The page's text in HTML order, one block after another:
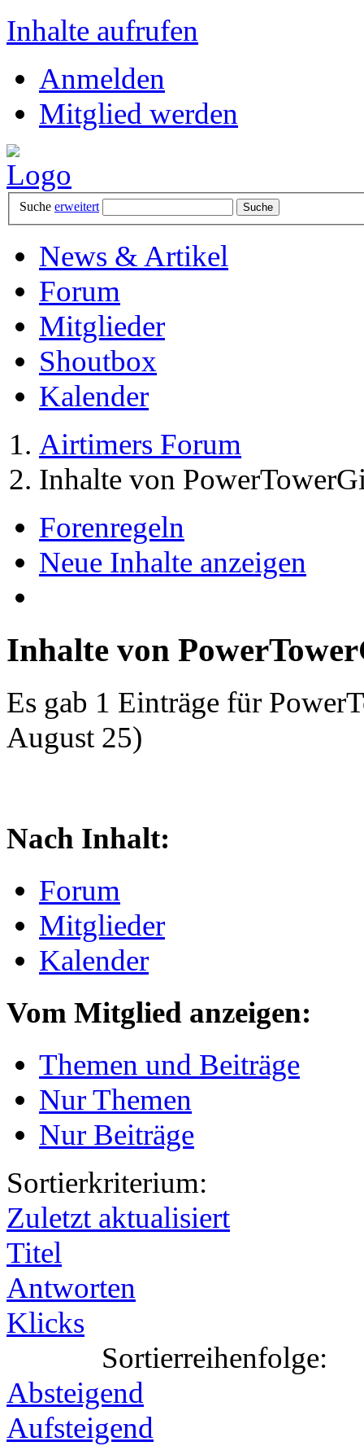
Inhalte aufrufen
Anmelden
Mitglied werden
Suche erweitert
News & Artikel
Forum
Mitglieder
Shoutbox
Kalender
Airtimers Forum
Inhalte von
Forenregeln
Neue Inhalte anzeigen
Inhalte von
Es gab 1 Einträge für
August 25)
Nach Inhalt:
Forum
Mitglieder
Kalender
Vom Mitglied anzeigen:
Themen und Beiträge
Nur Themen
Nur Beiträge
Sortierkriterium:
Zuletzt aktualisiert
Titel
Antworten
Klicks
Sortierreihenfolge:
Absteigend
Aufsteigend